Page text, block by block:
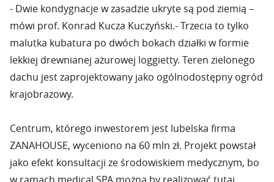
- Dwie kondygnacje w zasadzie ukryte są pod ziemią –
mówi prof. Konrad Kucza Kuczyński.- Trzecia to tylko
malutka kubatura po dwóch bokach działki w formie
lekkiej drewnianej ażurowej loggietty. Teren zielonego
dachu jest zaprojektowany jako ogólnodostępny ogród
krajobrazowy.
Centrum, którego inwestorem jest lubelska firma
ZANAHOUSE, wyceniono na 60 mln zł. Projekt powstał
jako efekt konsultacji ze środowiskiem medycznym, bo